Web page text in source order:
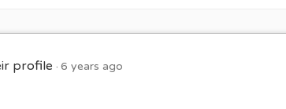
profile 6 years ago